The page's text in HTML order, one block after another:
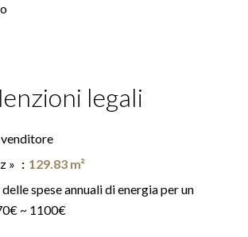
legali
»
129.83 m²
spese annuali di energia per un
~ 1100€